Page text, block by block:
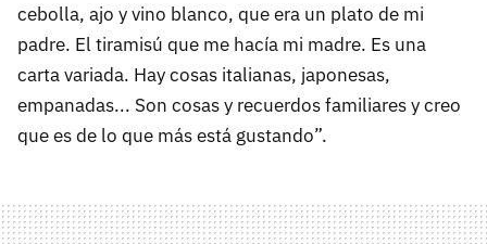
cebolla, ajo y vino blanco, que era un plato de mi
padre. El tiramisú que me hacía mi madre. Es una
carta variada. Hay cosas italianas, japonesas,
empanadas... Son cosas y recuerdos familiares y creo
que es de lo que más está gustando”.